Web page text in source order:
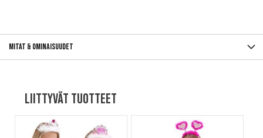
Mitat & ominaisuudet
Liittyvät tuotteet